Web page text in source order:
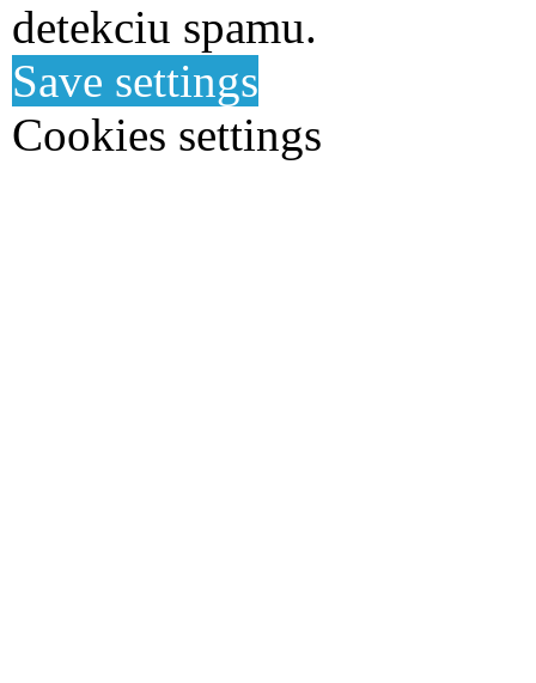
detekciu spamu.
Save settings
Cookies settings